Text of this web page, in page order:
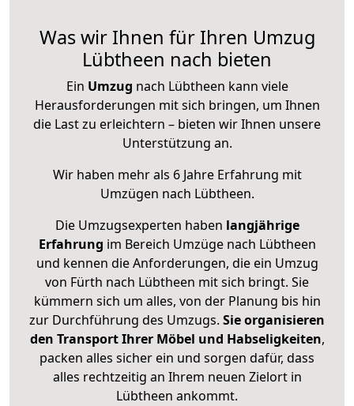
Was wir Ihnen für Ihren Umzug
Lübtheen nach bieten
Ein Umzug nach Lübtheen kann viele
Herausforderungen mit sich bringen, um Ihnen
die Last zu erleichtern – bieten wir Ihnen unsere
Unterstützung an.
Wir haben mehr als 6 Jahre Erfahrung mit
Umzügen nach Lübtheen.
Die Umzugsexperten haben langjährige
Erfahrung im Bereich Umzüge nach Lübtheen
und kennen die Anforderungen, die ein Umzug
von Fürth nach Lübtheen mit sich bringt. Sie
kümmern sich um alles, von der Planung bis hin
zur Durchführung des Umzugs. Sie organisieren
den Transport Ihrer Möbel und Habseligkeiten,
packen alles sicher ein und sorgen dafür, dass
alles rechtzeitig an Ihrem neuen Zielort in
Lübtheen ankommt.